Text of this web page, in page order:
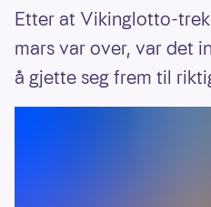
Etter at Vikinglotto-
mars var over, var det
å gjette seg frem til